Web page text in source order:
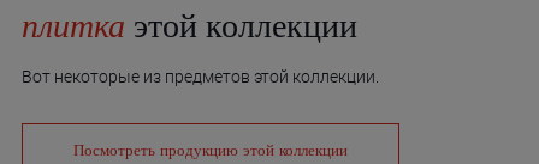
плитка этой коллекции
Вот некоторые из предметов этой коллекции.
Посмотреть продукцию этой коллекции